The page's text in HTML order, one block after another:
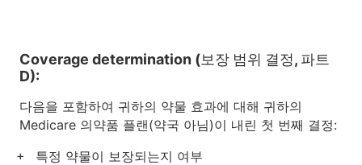
Coverage determination (보장 범위 결정, 파트
D):
다음을 포함하여 귀하의 약물 효과에 대해 귀하의
Medicare 의약품 플랜(약국 아님)이 내린 첫 번째 결정:
특정 약물이 보장되는지 여부